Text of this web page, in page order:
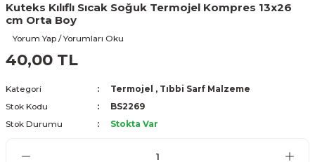
Kuteks Kılıflı Sıcak Soğuk Termojel Kompres 13x26
cm Orta Boy
Yorum Yap / Yorumları Oku
40,00 TL
Kategori Termojel , Tıbbi Sarf Malzeme
Stok Kodu
BS2269
Stok Durumu
Stokta Var